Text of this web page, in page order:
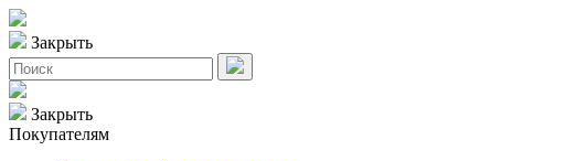
Закрыть
Закрыть
Покупателям